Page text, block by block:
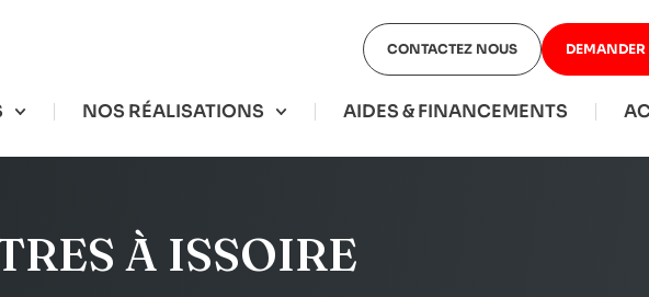
CONTACTEZ NOUS
NOS RÉALISATIONS AIDES & FINANCEMENTS
À ISSOIRE